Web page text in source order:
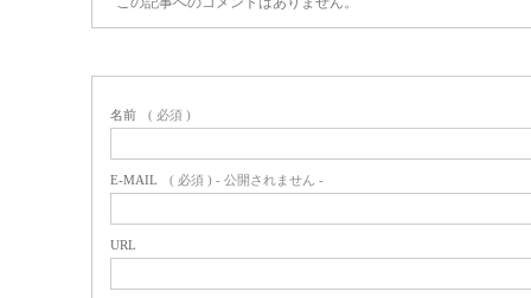
名前 ( 必須 )
E-MAIL ( 必須 ) - 公開されません -
URL